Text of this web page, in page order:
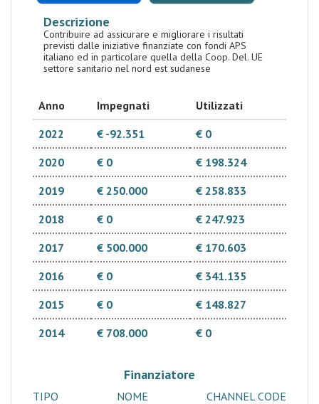
Descrizione
Contribuire ad assicurare e migliorare i risultati
previsti dalle iniziative finanziate con fondi APS
italiano ed in particolare quella della Coop. Del. UE
settore sanitario nel nord est sudanese
Anno Impegnati
Utilizzati
2022
€ -92.351
€ 0
2020
€ 0
€ 198.324
2019
€ 250.000
€ 258.833
2018
€ 0
€ 247.923
2017
€ 500.000
€ 170.603
2016
€ 0
€ 341.135
2015
€ 0
€ 148.827
2014
€ 708.000 € 0
Finanziatore
TIPO NOME CHANNEL CODE